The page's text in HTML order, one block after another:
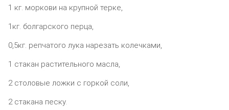
1 кг. моркови на крупной терке,
1кг. болгарского перца,
0,5кг. репчатого лука нарезать колечками,
1 стакан растительного масла,
2 столовые ложки с горкой соли,
2 стакана песку.